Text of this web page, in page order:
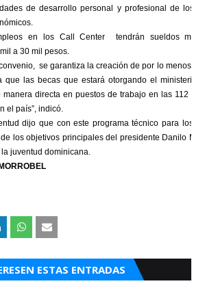
de desarrollo personal y profesional de los
en los Call Center tendrán sueldos
a 30 mil pesos.
se garantiza la creación de por lo menos 6
que las becas que estará otorgando el ministerio
manera directa en puestos de trabajo en las 112
el país”, indicó.
dijo que con este programa técnico para los
los objetivos principales del presidente Danilo
juventud dominicana.
ESTAS ENTRADAS